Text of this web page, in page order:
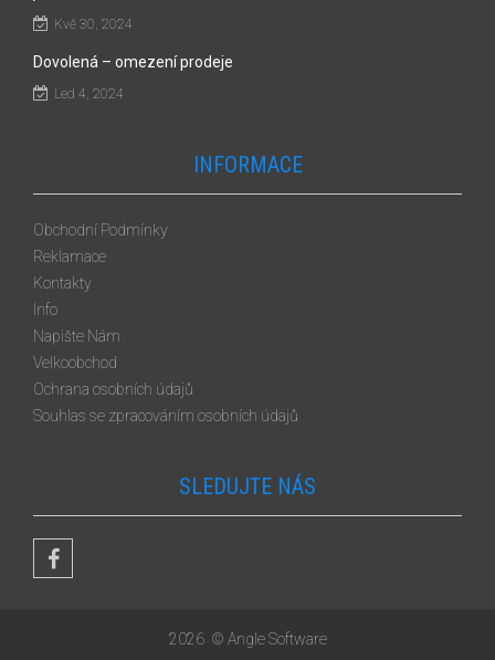
Kvě 30, 2024
Dovolená – omezení prodeje
Led 4, 2024
INFORMACE
Obchodní Podmínky
Reklamace
Kontakty
Info
Napište Nám
Velkoobchod
Ochrana osobních údajů
Souhlas se zpracováním osobních údajů
SLEDUJTE NÁS
2026 © Angle Software